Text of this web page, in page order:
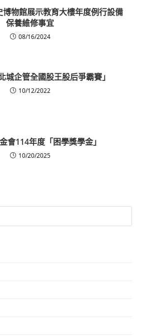
物館展示教育大樓年度例行設備
保養維修事宜
08/16/2024
城企管全國股王股后爭霸賽」
10/12/2022
會114年度「困學獎學金」
10/20/2025